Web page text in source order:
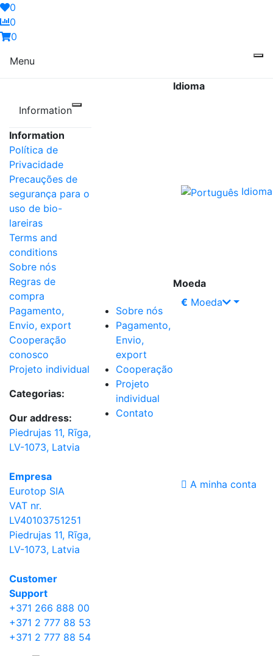
0
0
0
Menu
Information
Information
Política de
Privacidade
Precauções de
segurança para o
uso de bio-
lareiras
Terms and
conditions
Sobre nós
Regras de
compra
Pagamento,
Envio, export
Cooperação
conosco
Projeto individual
Categorias:
Our address:
Piedrujas 11, Rīga,
LV-1073, Latvia
Empresa
Eurotop SIA
VAT nr.
LV40103751251
Piedrujas 11, Rīga,
LV-1073, Latvia
Сustomer
Support
+371 266 888 00
+371 2 777 88 53
+371 2 777 88 54
Sobre nós
Pagamento,
Envio,
export
Cooperação
Projeto
individual
Contato
Idioma
Idioma
Moeda
€ Moeda
A minha conta